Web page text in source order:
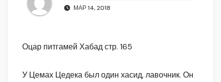
МАР 14, 2018
Оцар питгамей Хабад стр. 165
У Цемах Цедека был один хасид, лавочник. Он